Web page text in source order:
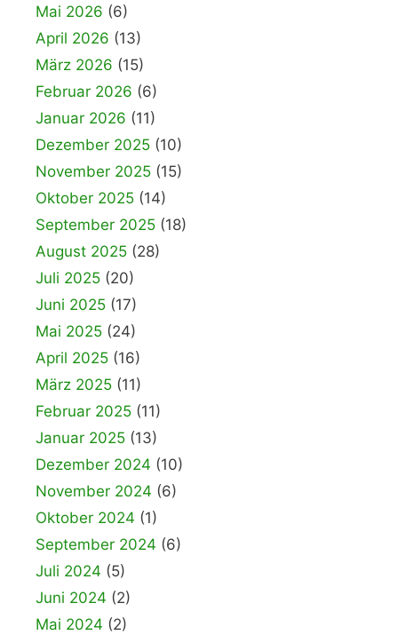
Mai 2026 (6)
April 2026 (13)
März 2026 (15)
Februar 2026 (6)
Januar 2026 (11)
Dezember 2025 (10)
November 2025 (15)
Oktober 2025 (14)
September 2025 (18)
August 2025 (28)
Juli 2025 (20)
Juni 2025 (17)
Mai 2025 (24)
April 2025 (16)
März 2025 (11)
Februar 2025 (11)
Januar 2025 (13)
Dezember 2024 (10)
November 2024 (6)
Oktober 2024 (1)
September 2024 (6)
Juli 2024 (5)
Juni 2024 (2)
Mai 2024 (2)